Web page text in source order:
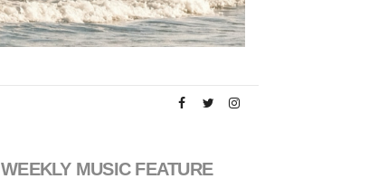
WEEKLY MUSIC FEATURE